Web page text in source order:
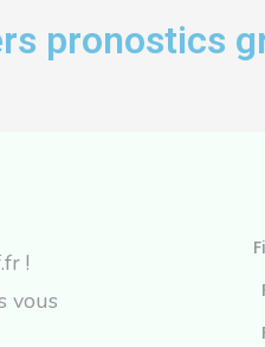
pronostics
!
vous